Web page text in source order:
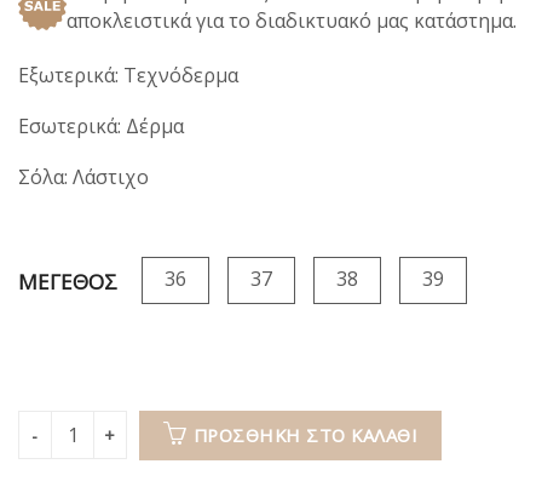
36,00€. είναι:
αποκλειστικά για το διαδικτυακό μας κατάστημα.
Εξωτερικά: Τεχνόδερμα
Εσωτερικά: Δέρμα
Σόλα: Λάστιχο
ΜΕΓΕΘΟΣ 36 37 38 39
ΠΡΟΣΘΉΚΗ ΣΤΟ ΚΑΛΆΘΙ